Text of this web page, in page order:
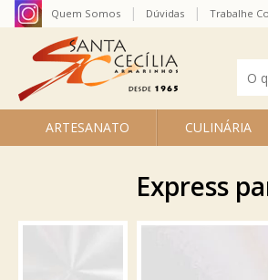
ARTESANATO CULINÁRIA
Quem Somos Dúvidas Trabalhe
Express